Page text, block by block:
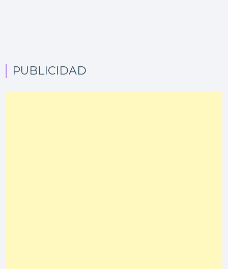
PUBLICIDAD